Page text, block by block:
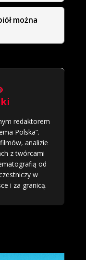
można
redaktorem
Polska”.
analizie
z twórcami
od
w
i za granicą.